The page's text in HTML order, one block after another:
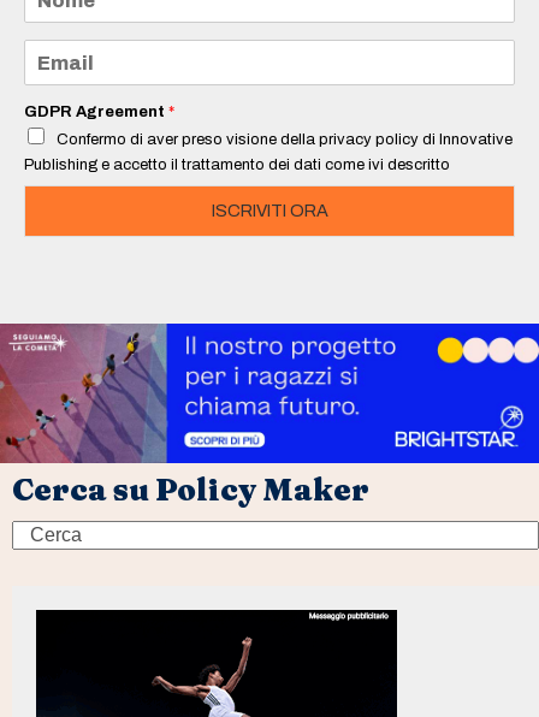
m
e
a
i
*
GDPR Agreement *
Confermo di aver preso visione della privacy policy di Innovative
Publishing e accetto il trattamento dei dati come ivi descritto
ISCRIVITI ORA
Cerca su Policy Maker
Search